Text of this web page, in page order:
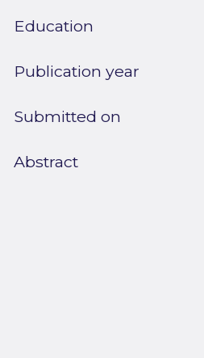
Education
Publication year
Submitted on
Abstract